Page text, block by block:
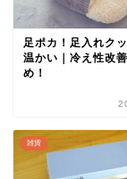
足ポカ！足入れク
温かい｜冷え性改
め！
雑貨